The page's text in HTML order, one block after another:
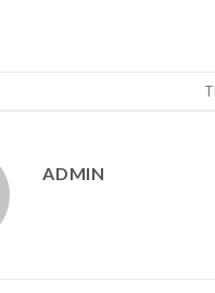
ADMIN